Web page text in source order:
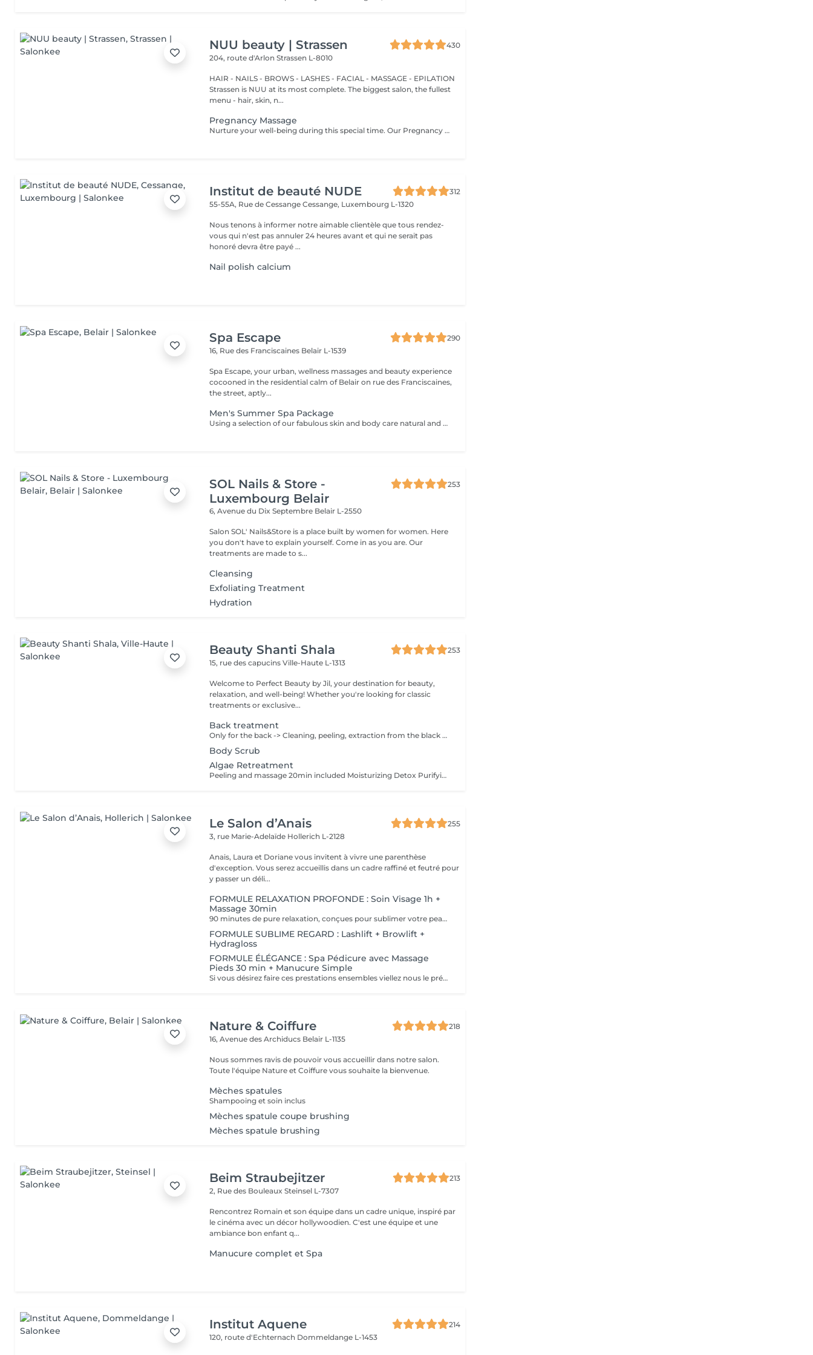
NUU beauty | Strassen
430
204, route d'ArlonStrassen L-8010
HAIR - NAILS - BROWS - LASHES - FACIAL - MASSAGE - EPILATION
Strassen is NUU at its most complete. The biggest salon, the fullest
menu - hair, skin, n...
Pregnancy Massage
Nurture your well-being during this special time. Our Pregnancy Massage is a gentle, relaxing treatment designed to reduce muscle tension, improve circulation, and ease discomfort commonly experienced during pregnancy. Soft, flowing techniques and comfortable side-lying positioning provide deep relaxation without placing pressure on the abdomen. Hypoallergenic, unscented oils are used to care for sensitive skin and maintain comfort throughout the session. This massage helps relieve tension in the lower back and shoulders, reduces swelling and heaviness in the legs, improves overall circulation, and promotes a sense of ease and balance in the body. This treatment is performed only with the approval of your doctor.
Institut de beauté NUDE
312
55-55A, Rue de CessangeCessange, Luxembourg L-1320
Nous tenons à informer notre aimable clientèle que tous rendez-
vous qui n'est pas annuler 24 heures avant et qui ne serait pas
honoré devra être payé ...
Nail polish calcium
Spa Escape
290
16, Rue des Franciscaines Belair L-1539
Spa Escape, your urban, wellness massages and beauty experience
cocooned in the residential calm of Belair on rue des Franciscaines,
the street, aptly...
Men's Summer Spa Package
Using a selection of our fabulous skin and body care natural and organic products, we provide you with a Kanzu foot bath and massage while you sip on a thyme and cucumber Sparkling Water concoction (optional). Then feel the tension and stress melt away from your face, neck, shoulders and scalp as you lay back and experience an upper body massage followed by an intoxicating, hot-towel face treatment ending with a calming hair and scalp massage.
SOL Nails & Store -
Luxembourg Belair
253
6, Avenue du Dix Septembre Belair L-2550
Salon SOL' Nails&Store is a place built by women for women. Here
you don't have to explain yourself. Come in as you are. Our
treatments are made to s...
Cleansing
Exfoliating Treatment
Hydration
Beauty Shanti Shala
253
15, rue des capucinsVille-Haute L-1313
Welcome to Perfect Beauty by Jil, your destination for beauty,
relaxation, and well-being! Whether you're looking for classic
treatments or exclusive...
Back treatment
Only for the back -> Cleaning, peeling, extraction from the black points & pimples, massage 10min and mask 10min
Body Scrub
Algae Retreatment
Peeling and massage 20min included Moisturizing Detox Purifying Stimulant
Le Salon d’Anais
255
3, rue Marie-Adelaïde Hollerich L-2128
Anais, Laura et Doriane vous invitent à vivre une parenthèse
d'exception. Vous serez accueillis dans un cadre raffiné et feutré pour
y passer un déli...
FORMULE RELAXATION PROFONDE : Soin Visage 1h +
Massage 30min
90 minutes de pure relaxation, conçues pour sublimer votre peau tout en relâchant les tensions du corps. Une Tisane détox vous sera offerte pour prolonger cet instant de douceur.
FORMULE SUBLIME REGARD : Lashlift + Browlift +
Hydragloss
FORMULE ÉLÉGANCE : Spa Pédicure avec Massage
Pieds 30 min + Manucure Simple
Si vous désirez faire ces prestations ensembles viellez nous le préciser en note lors de votre réservation. Un supplément vous sera demander si vous souhaiter un vernis simple ou semi-permanent.
Nature & Coiffure
218
16, Avenue des Archiducs Belair L-1135
Nous sommes ravis de pouvoir vous accueillir dans notre salon.
Toute l'équipe Nature et Coiffure vous souhaite la bienvenue.
Mèches spatules
Shampooing et soin inclus
Mèches spatule coupe brushing
Mèches spatule brushing
Beim Straubejitzer
213
2, Rue des BouleauxSteinsel L-7307
Rencontrez Romain et son équipe dans un cadre unique, inspiré par
le cinéma avec un décor hollywoodien. C'est une équipe et une
ambiance bon enfant q...
Manucure complet et Spa
Institut Aquene
214
120, route d'Echternach Dommeldange L-1453